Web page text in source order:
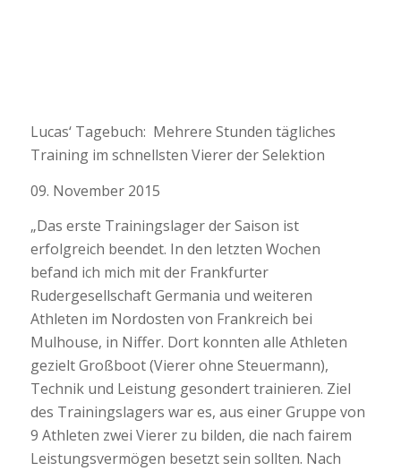
Lucas‘ Tagebuch: Mehrere Stunden tägliches
Training im schnellsten Vierer der Selektion
09. November 2015
„Das erste Trainingslager der Saison ist
erfolgreich beendet. In den letzten Wochen
befand ich mich mit der Frankfurter
Rudergesellschaft Germania und weiteren
Athleten im Nordosten von Frankreich bei
Mulhouse, in Niffer. Dort konnten alle Athleten
gezielt Großboot (Vierer ohne Steuermann),
Technik und Leistung gesondert trainieren. Ziel
des Trainingslagers war es, aus einer Gruppe von
9 Athleten zwei Vierer zu bilden, die nach fairem
Leistungsvermögen besetzt sein sollten. Nach